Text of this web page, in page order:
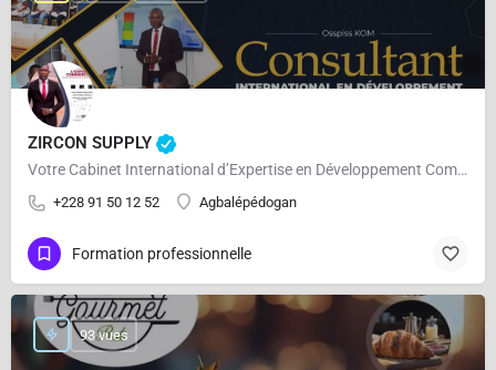
ZIRCON SUPPLY
Votre Cabinet International d’Expertise en Développement Commercial
+228 91 50 12 52 Agbalépédogan
Formation professionnelle
93 vues